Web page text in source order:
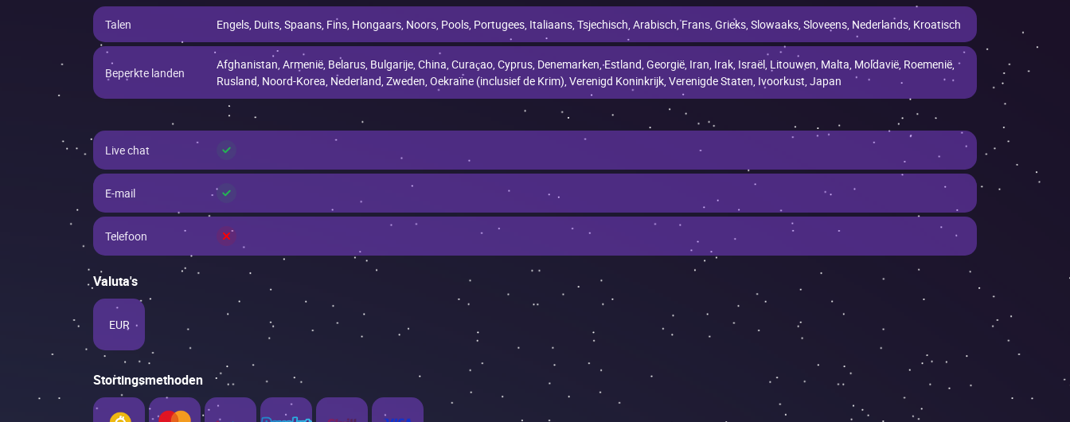
Talen Engels, Duits, Spaans, Fins, Hongaars, Noors, Pools, Portugees, Italiaans, Tsjechisch, Arabisch, Frans, Grieks, Slowaaks, Sloveens, Nederlands, Kroatisch
Beperkte landen
Afghanistan, Armenië, Belarus, Bulgarije, China, Curaçao, Cyprus, Denemarken, Estland, Georgië, Iran, Irak, Israël, Litouwen, Malta, Moldavië, Roemenië,
Rusland, Noord-Korea, Nederland, Zweden, Oekraïne (inclusief de Krim), Verenigd Koninkrijk, Verenigde Staten, Ivoorkust, Japan
Live chat ✓
E-mail ✓
Telefoon ×
Valuta's
EUR
Stortingsmethoden